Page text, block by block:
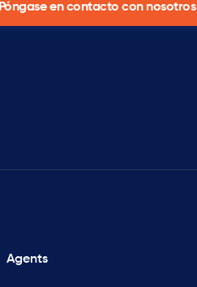
Póngase en contacto con nosotros
Agents